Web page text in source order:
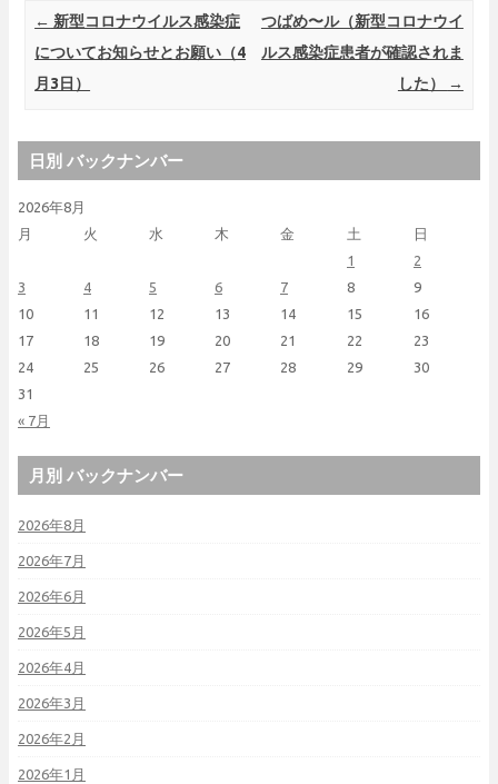
Post navigation
← 新型コロナウイルス感染症
についてお知らせとお願い（4
月3日）
つばめ〜ル（新型コロナウイ
ルス感染症患者が確認されま
した）
→
日別 バックナンバー
2026年8月
月
火 水 木 金 土 日
« 7月
1
2
3
4 5 6 7 8
9
10
11 12 13 14 15
16
17
18 19 20 21 22
23
24
25 26 27 28 29
30
31
月別 バックナンバー
2026年8月
2026年7月
2026年6月
2026年5月
2026年4月
2026年3月
2026年2月
2026年1月